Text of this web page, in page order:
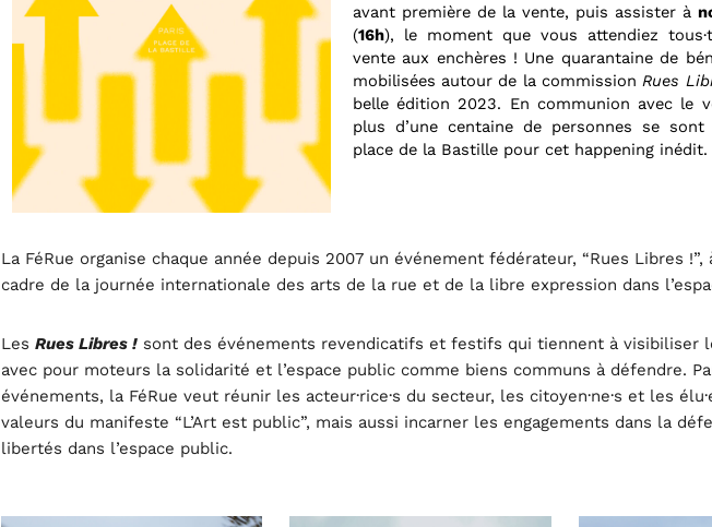
avant première de la vente, puis assister à
(16h), le moment que vous attendiez
vente aux enchères ! Une quarantaine de
mobilisées autour de la commissionRues
belle édition 2023. En communion avec le
plus d’une centaine de personnes se
place de la Bastille pour cet happening inédit.
La FéRue organise chaque année depuis 2007 un événement fédérateur, “Rues Libres !”,
cadre de la journée internationale des arts de la rue et de la libre expression dans
Les Rues Libres !sont des événements revendicatifs et festifs qui tiennent à visibiliser
avec pour moteurs la solidarité et l’espace public comme biens communs à défendre.
événements, la FéRue veut réunir les acteur·rice·s du secteur, les citoyen·ne·s et les
valeurs du manifeste “L’Art est public”, mais aussi incarner les engagements dans la
libertés dans l’espace public.